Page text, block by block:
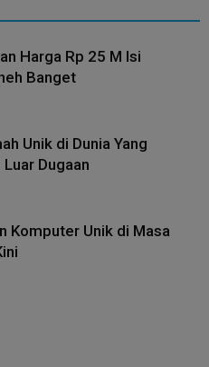
Harga Rp 25 M Isi
Banget
Unik di Dunia Yang
Dugaan
Komputer Unik di Masa